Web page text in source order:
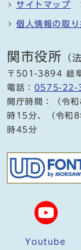
サイトマップ
個人情報の取
関市役所 （
〒501-3894 岐
電話： 0575-22-
開庁時間：（令
時15分、（令和
時45分
Youtube